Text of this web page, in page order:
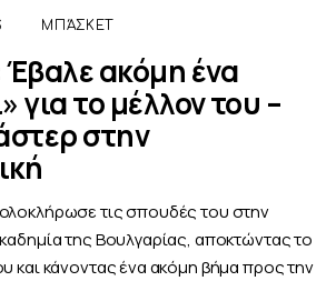
ΜΠΆΣΚΕΤ
ακόμη ένα
για το μέλλον του –
στην
τις σπουδές του στην
της Βουλγαρίας, αποκτώντας το
και κάνοντας ένα ακόμη βήμα προς την